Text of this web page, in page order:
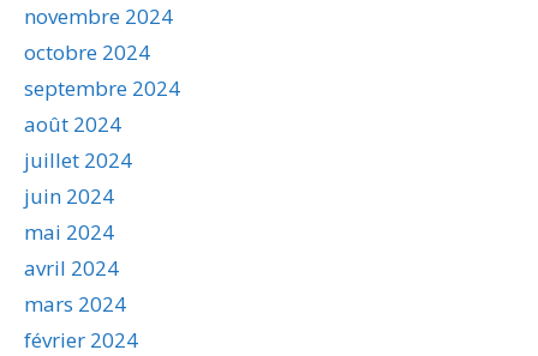
novembre 2024
octobre 2024
septembre 2024
août 2024
juillet 2024
juin 2024
mai 2024
avril 2024
mars 2024
février 2024